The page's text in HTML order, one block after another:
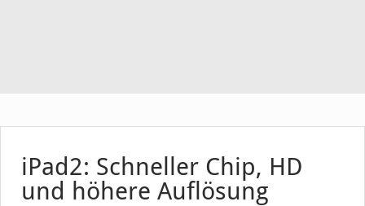
iPad2: Schneller Chip, HD
und höhere Auflösung